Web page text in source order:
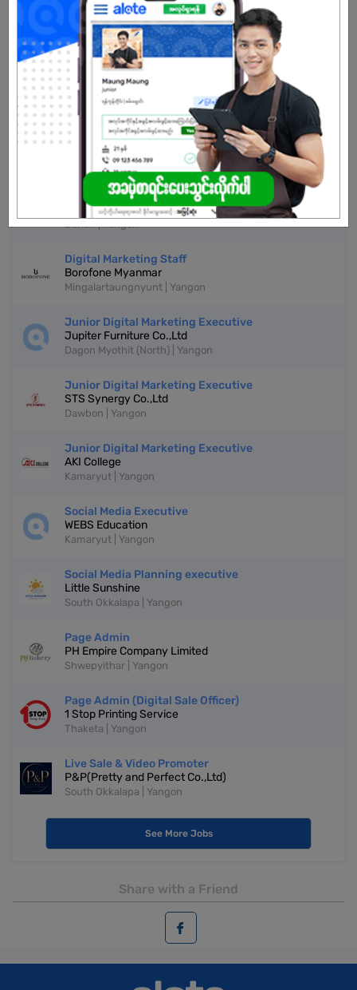
Don't have an account?
REGISTER NOW!
More Similar Jobs
Social Media Executive ( online ကိုင်ရန်)
Lulay General Trading Co.,Ltd
Dagon Myothit (Seikkan) | Yangon
Digital Marketing Executive
Mega Thirty Nine Development Co.,Ltd
Bahan | Yangon
Digital Marketing Staff
Borofone Myanmar
Mingalartaungnyunt | Yangon
Junior Digital Marketing Executive
Jupiter Furniture Co.,Ltd
Dagon Myothit (North) | Yangon
Junior Digital Marketing Executive
STS Synergy Co.,Ltd
Dawbon | Yangon
Junior Digital Marketing Executive
AKI College
Kamaryut | Yangon
Social Media Executive
WEBS Education
Kamaryut | Yangon
Social Media Planning executive
Little Sunshine
South Okkalapa | Yangon
Page Admin
PH Empire Company Limited
Shwepyithar | Yangon
Page Admin (Digital Sale Officer)
1 Stop Printing Service
Thaketa | Yangon
Live Sale & Video Promoter
P&P(Pretty and Perfect Co.,Ltd)
South Okkalapa | Yangon
See More Jobs
Share with a Friend